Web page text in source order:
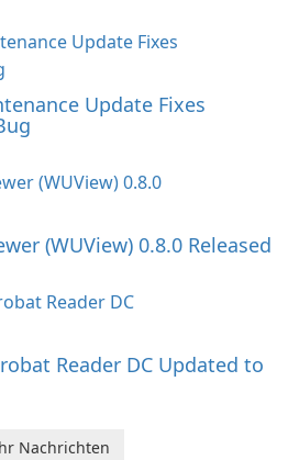
Update Fixes
(WUView) 0.8.0 Released
Reader DC Updated to
Nachrichten